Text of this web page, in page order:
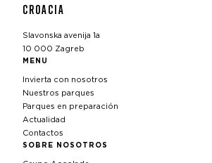
CROACIA
Slavonska avenija 1a
10 000 Zagreb
MENU
Invierta con nosotros
Nuestros parques
Parques en preparación
Actualidad
Contactos
SOBRE NOSOTROS